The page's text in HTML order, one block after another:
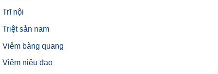
Trĩ nội
Triệt sản nam
Viêm bàng quang
Viêm niệu đạo